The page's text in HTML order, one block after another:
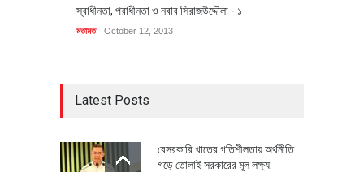
স্বাধীনতা, পরাধীনতা ও নবাব সিরাজউদ্দৌলা - ১
মতামত October 12, 2013
Latest Posts
বেসরকারি খাতের গতিশীলতায় অর্থনীতি
গড়ে তোলাই সরকারের মূল লক্ষ্য: